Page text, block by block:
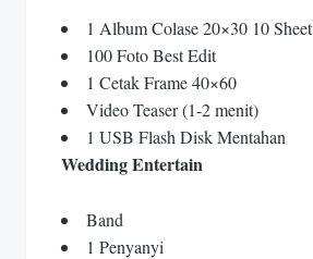
1 Album Colase 20×30 10 Sheet
100 Foto Best Edit
1 Cetak Frame 40×60
Video Teaser (1-2 menit)
1 USB Flash Disk Mentahan
Wedding Entertain
Band
1 Penyanyi